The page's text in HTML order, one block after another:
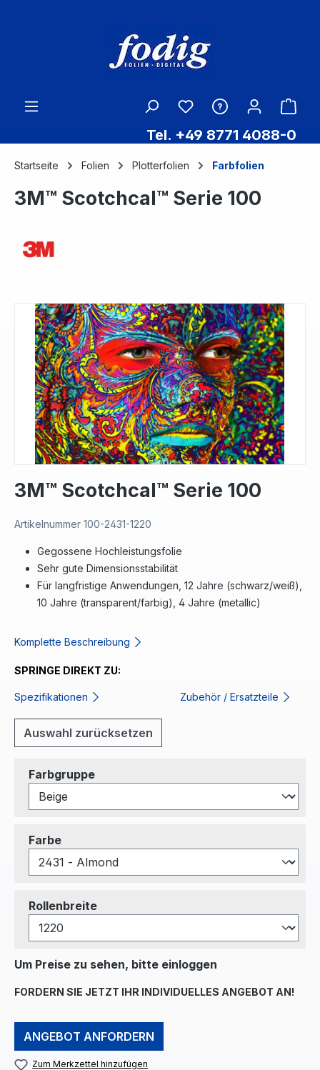
Tel. +49 8771 4088-0
Startseite Folien Plotterfolien Farbfolien
3M™ Scotchcal™ Serie 100
Bildergalerie überspringen
3M™ Scotchcal™ Serie 100
Artikelnummer 100-2431-1220
Gegossene Hochleistungsfolie
Sehr gute Dimensionsstabilität
Für langfristige Anwendungen, 12 Jahre (schwarz/weiß),
10 Jahre (transparent/farbig), 4 Jahre (metallic)
Komplette Beschreibung
SPRINGE DIREKT ZU:
Spezifikationen Zubehör / Ersatzteile
Auswahl zurücksetzen
Farbgruppeauswählen
Farbeauswählen
Rollenbreiteauswählen
Um Preise zu sehen, bitte einloggen
FORDERN SIE JETZT IHR INDIVIDUELLES ANGEBOT AN!
ANGEBOT ANFORDERN
Zum Merkzettel hinzufügen